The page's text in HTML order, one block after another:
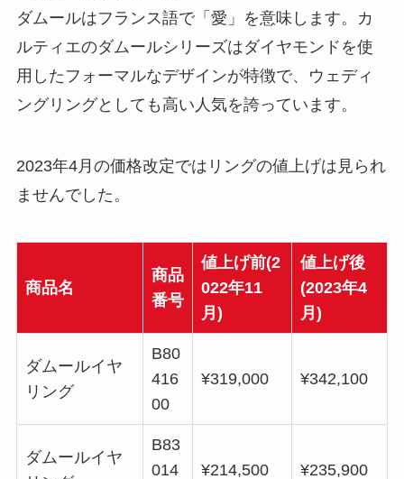
ダムールはフランス語で「愛」を意味します。カ
ルティエのダムールシリーズはダイヤモンドを使
用したフォーマルなデザインが特徴で、ウェディ
ングリングとしても高い人気を誇っています。
2023年4月の価格改定ではリングの値上げは見られ
ませんでした。
商品名
商品
番号
値上げ前(2
022年11
月)
値上げ後
(2023年4
月)
ダムールイヤ
リング
B80
416
00
¥319,000 ¥342,100
ダムールイヤ
B83
014
¥214,500 ¥235,900